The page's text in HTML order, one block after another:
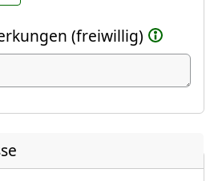
(freiwillig)